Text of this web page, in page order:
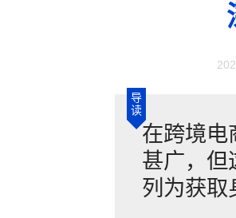
导
读
在跨境电
甚广，但
列为获取